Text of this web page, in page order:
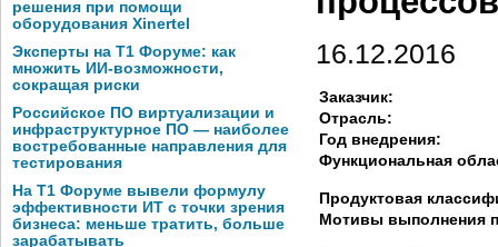
решения при помощи
оборудования Xinertel
Эксперты на Т1 Форуме: как
множить ИИ-возможности,
сокращая риски
Российское ПО виртуализации и
инфраструктурное ПО — наиболее
востребованные направления для
тестирования
На Т1 Форуме вывели формулу
эффективности ИТ с точки зрения
бизнеса: меньше тратить, больше
зарабатывать
16.12.2016
Заказчик:
Отрасль:
Год внедрения:
Функциональная
Продуктовая
Мотивы выполнения